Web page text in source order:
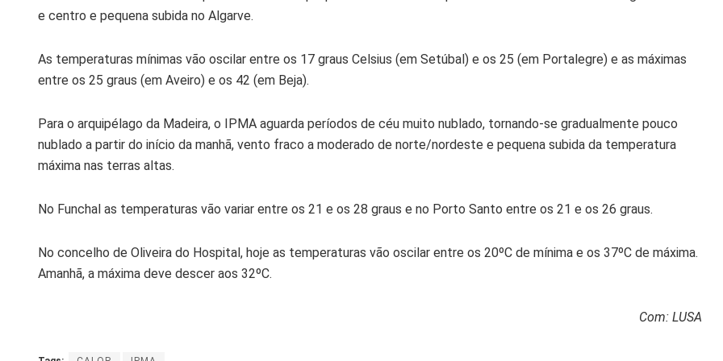
e centro e pequena subida no Algarve.
As temperaturas mínimas vão oscilar entre os 17 graus Celsius (em Setúbal) e os 25 (em Portalegre) e as máximas
entre os 25 graus (em Aveiro) e os 42 (em Beja).
Para o arquipélago da Madeira, o IPMA aguarda períodos de céu muito nublado, tornando-se gradualmente pouco
nublado a partir do início da manhã, vento fraco a moderado de norte/nordeste e pequena subida da temperatura
máxima nas terras altas.
No Funchal as temperaturas vão variar entre os 21 e os 28 graus e no Porto Santo entre os 21 e os 26 graus.
No concelho de Oliveira do Hospital, hoje as temperaturas vão oscilar entre os 20ºC de mínima e os 37ºC de máxima.
Amanhã, a máxima deve descer aos 32ºC.
Com: LUSA